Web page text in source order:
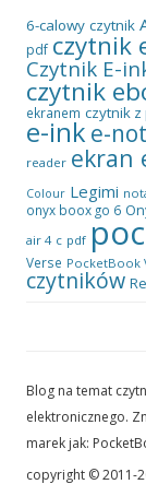
6-calowy czytnik
pdf czytnik
Czytnik E-
czytnik
ekranem czytnik
e-ink e-
reader ekran
Colour Legimi
onyx boox go 6
air 4 c pdf
Verse PocketBook
czytników
Blog na temat
elektronicznego.
marek jak:
copyright © 2011-